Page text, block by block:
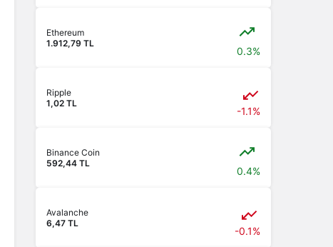
Ethereum
1.912,79 TL
0.3%
Ripple
1,02 TL
-1.1%
Binance Coin
592,44 TL
0.4%
Avalanche
6,47 TL
-0.1%